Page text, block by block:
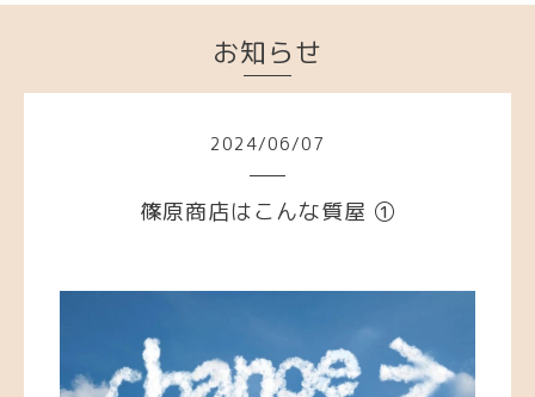
お知らせ
2024/06/07
篠原商店はこんな質屋 ①